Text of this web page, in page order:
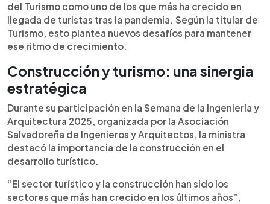
del Turismo como uno de los que más ha crecido en
llegada de turistas tras la pandemia. Según la titular de
Turismo, esto plantea nuevos desafíos para mantener
ese ritmo de crecimiento.
Construcción y turismo: una sinergia
estratégica
Durante su participación en la Semana de la Ingeniería y
Arquitectura 2025, organizada por la Asociación
Salvadoreña de Ingenieros y Arquitectos, la ministra
destacó la importancia de la construcción en el
desarrollo turístico.
“El sector turístico y la construcción han sido los
sectores que más han crecido en los últimos años”,